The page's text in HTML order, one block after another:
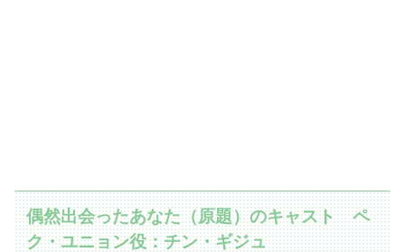
偶然出会ったあなた（原題）のキャスト ペ
ク・ユニョン役：チン・ギジュ